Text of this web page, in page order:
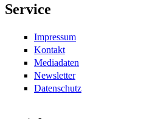
Service
Impressum
Kontakt
Mediadaten
Newsletter
Datenschutz